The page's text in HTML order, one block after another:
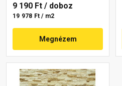
9 190 Ft / doboz
19 978 Ft / m2
Megnézem